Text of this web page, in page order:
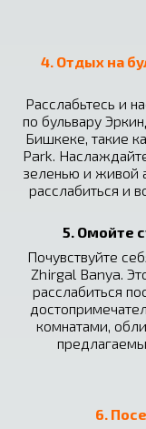
4. Отдых на
Расслабьтесь и
по бульвару
Бишкеке, такие
Park.
зеленью и живой
расслабиться и
5. Омойте
Почувствуйте
Zhirgal Banya.
расслабиться
комнатами,
6.